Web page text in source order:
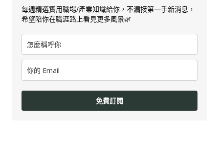
每週精選實用職場/產業知識給你，不漏接第一手新消息，
希望陪你在職涯路上看見更多風景🌿
免費訂閱